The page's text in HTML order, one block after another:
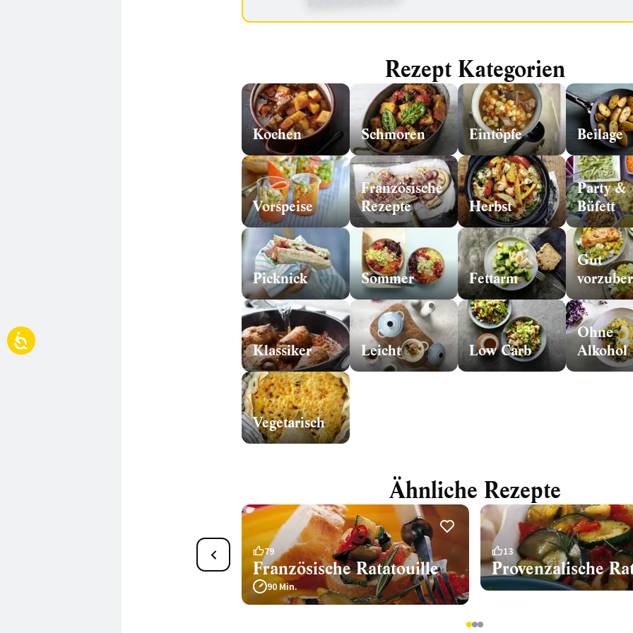
Rezept Kategorien
Kochen Schmoren Eintöpfe Beilage
Vorspeise
Französische
Rezepte
Herbst
Party &
Büfett
Picknick Sommer Fettarm
Gut
Klassiker Leicht Low Carb
Ohne
Alkohol
Vegetarisch
Ähnliche Rezepte
79
Französische Ratatouille
90 Min.
13
Provenzalische
123